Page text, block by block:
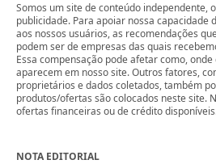
Somos um site de conteúdo independente,
publicidade. Para apoiar nossa
aos nossos usuários, as recomendações
podem ser de empresas das quais
Essa compensação pode afetar como,
aparecem em nosso site. Outros fatores,
proprietários e dados coletados, também
produtos/ofertas são colocados neste site.
ofertas financeiras ou de crédito
NOTA EDITORIAL